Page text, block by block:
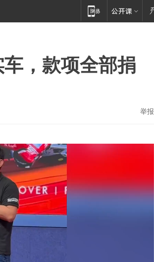
，款项全部捐
举报